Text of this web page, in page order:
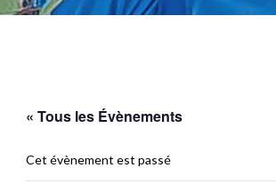
« Tous les Évènements
Cet évènement est passé